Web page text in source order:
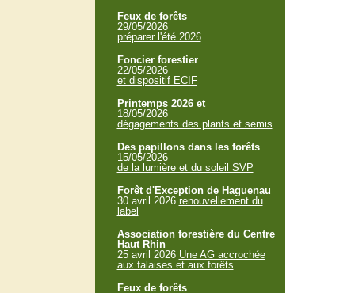
Feux de forêts
29/05/2026
préparer l'été 2026
Foncier forestier
22/05/2026
et dispositif ECIF
Printemps 2026 et
18/05/2026
dégagements des plants et semis
Des papillons dans les forêts
15/05/2026
de la lumière et du soleil SVP
Forêt d'Exception de Haguenau
30 avril 2026 renouvellement du
label
Association forestière du Centre
Haut Rhin
25 avril 2026 Une AG accrochée
aux falaises et aux forêts
Feux de forêts